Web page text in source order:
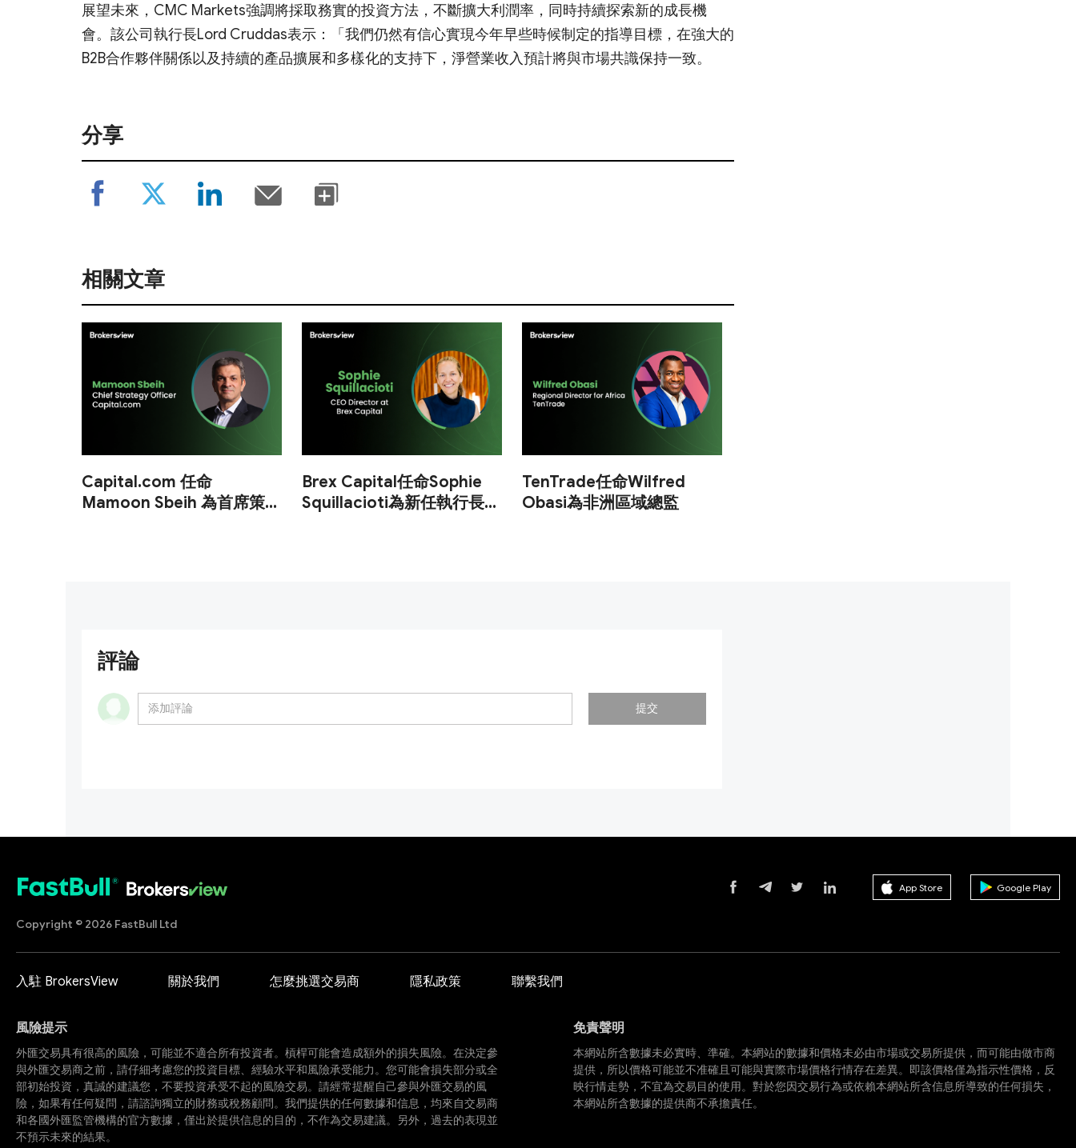
展望未來，CMC Markets強調將採取務實的投資方法，不斷擴大利潤率，同時持續探索新的成長機
會。該公司執行長Lord Cruddas表示：「我們仍然有信心實現今年早些時候制定的指導目標，在強大的
B2B合作夥伴關係以及持續的產品擴展和多樣化的支持下，淨營業收入預計將與市場共識保持一致。
分享
相關文章
Capital.com 任命
Mamoon Sbeih 為首席策略
Brex Capital任命Sophie
Squillacioti為新任執行長兼
TenTrade任命Wilfred
Obasi為非洲區域總監
評論
提交
Copyright © 2026 FastBull Ltd
App Store Google Play
入駐 BrokersView 關於我們 怎麼挑選交易商 隱私政策 聯繫我們
風險提示
外匯交易具有很高的風險，可能並不適合所有投資者。槓桿可能會造成額外的損失風險。在決定參
與外匯交易商之前，請仔細考慮您的投資目標、經驗水平和風險承受能力。您可能會損失部分或全
部初始投資，真誠的建議您，不要投資承受不起的風險交易。請經常提醒自己參與外匯交易的風
險，如果有任何疑問，請諮詢獨立的財務或稅務顧問。我們提供的任何數據和信息，均來自交易商
和各國外匯監管機構的官方數據，僅出於提供信息的目的，不作為交易建議。另外，過去的表現並
不預示未來的結果。
免責聲明
本網站所含數據未必實時、準確。本網站的數據和價格未必由市場或交易所提供，而可能由做市商
提供，所以價格可能並不准確且可能與實際市場價格行情存在差異。即該價格僅為指示性價格，反
映行情走勢，不宜為交易目的使用。對於您因交易行為或依賴本網站所含信息所導致的任何損失，
本網站所含數據的提供商不承擔責任。